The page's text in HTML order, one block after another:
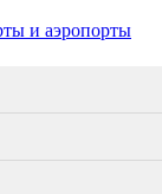
и аэропорты